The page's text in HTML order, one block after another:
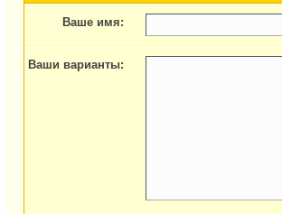
Ваше имя:
Ваши варианты: